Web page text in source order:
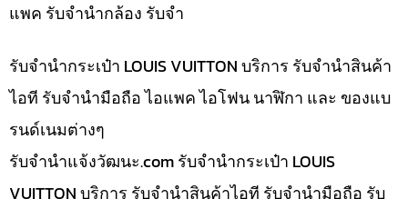
แพค รับจำนำกล้อง รับจำ
รับจำนำกระเป๋า LOUIS VUITTON บริการ รับจำนำสินค้า
ไอที รับจำนำมือถือ ไอแพค ไอโฟน นาฬิกา และ ของแบ
รนด์เนมต่างๆ
รับจํานําแจ้งวัฒนะ.com รับจำนำกระเป๋า LOUIS
VUITTON บริการ รับจำนำสินค้าไอที รับจำนำมือถือ รับ